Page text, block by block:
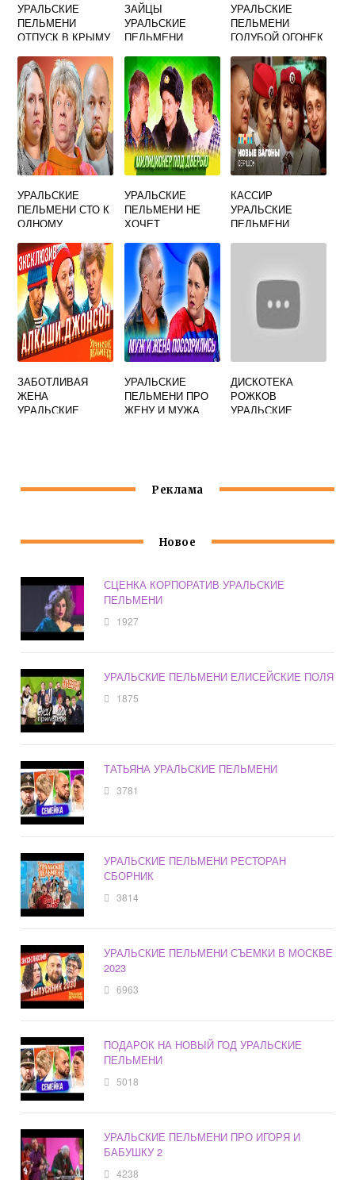
УРАЛЬСКИЕ
ПЕЛЬМЕНИ
ОТПУСК В КРЫМУ
ЗАЙЦЫ
УРАЛЬСКИЕ
ПЕЛЬМЕНИ
УРАЛЬСКИЕ
ПЕЛЬМЕНИ
ГОЛУБОЙ ОГОНЕК
УРАЛЬСКИЕ
ПЕЛЬМЕНИ СТО К
ОДНОМУ
УРАЛЬСКИЕ
ПЕЛЬМЕНИ НЕ
ХОЧЕТ
ТЮРЬМЫ
КАССИР
УРАЛЬСКИЕ
ПЕЛЬМЕНИ
ЗАБОТЛИВАЯ
ЖЕНА
УРАЛЬСКИЕ
УРАЛЬСКИЕ
ПЕЛЬМЕНИ ПРО
ЖЕНУ И МУЖА
ДИСКОТЕКА
РОЖКОВ
УРАЛЬСКИЕ
Реклама
Новое
СЦЕНКА КОРПОРАТИВ УРАЛЬСКИЕ
ПЕЛЬМЕНИ
1927
УРАЛЬСКИЕ ПЕЛЬМЕНИ ЕЛИСЕЙСКИЕ ПОЛЯ
1875
ТАТЬЯНА УРАЛЬСКИЕ ПЕЛЬМЕНИ
3781
УРАЛЬСКИЕ ПЕЛЬМЕНИ РЕСТОРАН
СБОРНИК
3814
УРАЛЬСКИЕ ПЕЛЬМЕНИ СЪЕМКИ В МОСКВЕ
2023
6963
ПОДАРОК НА НОВЫЙ ГОД УРАЛЬСКИЕ
ПЕЛЬМЕНИ
5018
УРАЛЬСКИЕ ПЕЛЬМЕНИ ПРО ИГОРЯ И
БАБУШКУ 2
4238